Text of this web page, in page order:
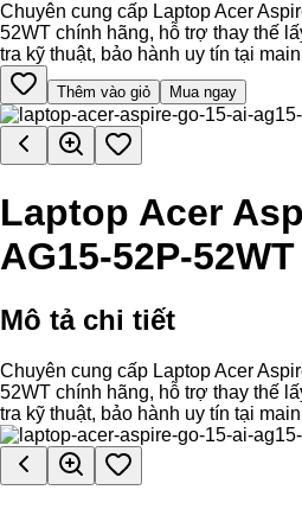
Chuyên cung cấp Laptop Acer
52WT chính hãng, hỗ trợ thay thế
tra kỹ thuật, bảo hành uy tín tại
Thêm vào giỏ Mua ngay
Laptop Acer
AG15-52P-52WT
Mô tả chi tiết
Chuyên cung cấp Laptop Acer
52WT chính hãng, hỗ trợ thay thế
tra kỹ thuật, bảo hành uy tín tại